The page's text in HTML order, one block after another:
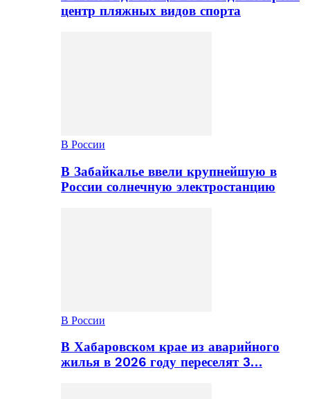
центр пляжных видов спорта
В России
В Забайкалье ввели крупнейшую в
России солнечную электростанцию
В России
В Хабаровском крае из аварийного
жилья в 2026 году переселят 3…